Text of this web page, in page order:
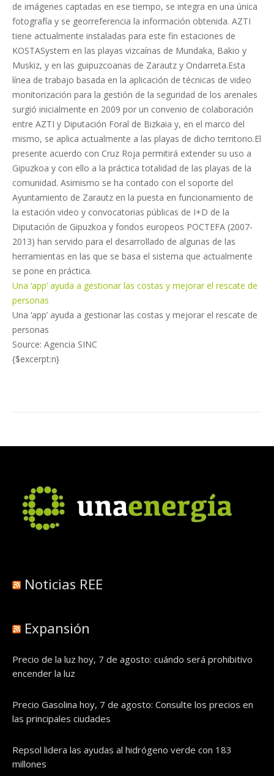
de imágenes captadas en ese tiempo, se integra en una única
fotografía y se georreferencia la información obtenida. AZTI
tiene actualmente instaladas para este fin estaciones de
KOSTASystem en las playas vizcaínas de Mundaka, Bakio y
Muskiz, y en las guipuzcoanas de Zarautz y Ondarreta.Esta
línea de trabajo basada en la aplicación de técnicas de video
monitorización para la gestión de la seguridad de los arenales
surgió inicialmente en 2009 por un convenio de colaboración
entre AZTI y Diputación Foral de Bizkaia y, en el marco del
mismo, se aplica actualmente a las playas de dicho territorio.El
presente acuerdo con Cruz Roja permitirá extender su uso a
Gipuzkoa y con ello a la práctica totalidad de las playas de la
comunidad. Asimismo se ha contado con el soporte del
Ayuntamiento de Zarautz en la puesta en funcionamiento de
la estación video y convocatorias públicas de I+D de la
Diputación de Gipuzkoa y fondos europeos POCTEFA (2007-
2013) han servido para el desarrollado de algunas de las
herramientas en las que se basa el sistema que actualmente
se pone en práctica.
Una ‘app’ ayuda a gestionar las costas y mejorar el rescate de
personas
Una ‘app’ ayuda a gestionar las costas y mejorar el rescate de
personas
Source: Agencia SINC
{$excerpt:n}
Noticias REE
Expansión
Precio de la luz hoy, 7 de agosto: cuándo será prohibitivo
encender la luz
Precio Gasolina hoy, 7 de agosto: Consulte los precios en
las principales ciudades
Repsol lidera las ayudas al hidrógeno verde con 183
millones